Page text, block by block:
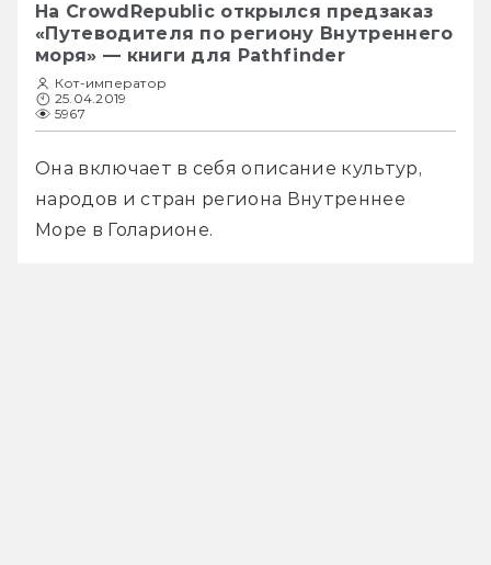
На CrowdRepublic открылся предзаказ
«Путеводителя по региону Внутреннего
моря» — книги для Pathfinder
Кот-император
25.04.2019
5967
Она включает в себя описание культур,
народов и стран региона Внутреннее
Море в Голарионе.